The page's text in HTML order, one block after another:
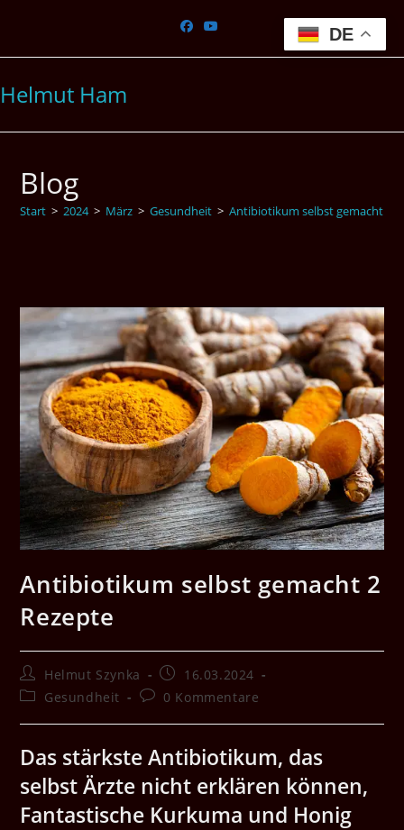
springen
Helmut Ham
Blog
Start > 2024 > März > Gesundheit > Antibiotikum selbst gemacht 2
Antibiotikum selbst gemacht 2
Rezepte
Beitrags-
Autor:
Helmut Szynka
Beitrag
veröffentlicht:
16.03.2024
Beitrags-
Gesundheit
Beitrags-
0 Kommentare
Das stärkste Antibiotikum, das
selbst Ärzte nicht erklären können,
Fantastische Kurkuma und Honig
DE